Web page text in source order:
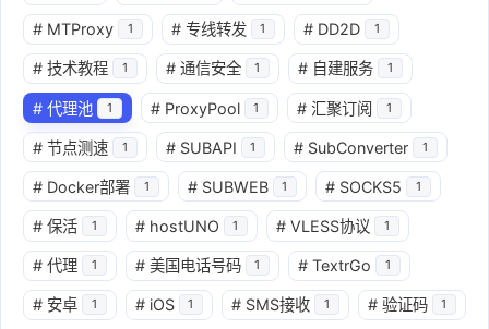
# MTProxy 1 # 专线转发 1 # DD2D 1
# 技术教程 1 # 通信安全 1 # 自建服务 1
# 代理池 1 # ProxyPool 1 # 汇聚订阅 1
# 节点测速 1 # SUBAPI 1 # SubConverter 1
# Docker部署 1 # SUBWEB 1 # SOCKS5 1
# 保活 1 # hostUNO 1 # VLESS协议 1
# 代理 1 # 美国电话号码 1 # TextrGo 1
# 安卓 1 # iOS 1 # SMS接收 1 # 验证码 1